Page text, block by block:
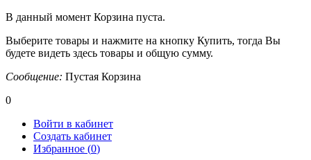
В данный момент Корзина пуста.
Выберите товары и нажмите на кнопку Купить, тогда Вы
будете видеть здесь товары и общую сумму.
Сообщение: Пустая Корзина
0
Войти в кабинет
Создать кабинет
Избранное (0)